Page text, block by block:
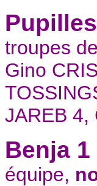
troupes de
Gino
JAREB 4,
Benja 1
équipe,